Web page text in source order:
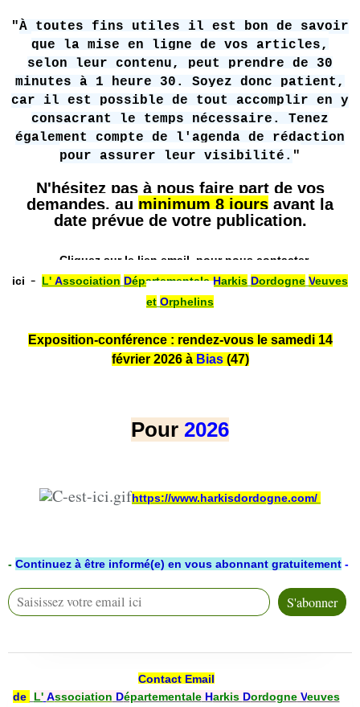
"À toutes fins utiles il est bon de savoir
que la mise en ligne de vos articles,
selon leur contenu, peut prendre de 30
minutes à 1 heure 30. Soyez donc patient,
car il est possible de tout accomplir en y
consacrant le temps nécessaire. Tenez
également compte de l'agenda de rédaction
pour assurer leur visibilité. "
N'hésitez pas à nous faire part de vos
demandes, au minimum 8 jours avant la
date prévue de votre publication.
- Cliquez sur le lien email
pour nous contacter
ici - L' Association DépartementaleHarkis Dordogne Veuves
et Orphelins
Exposition‑conférence : rendez‑vous le samedi 14
février 2026 à Bias(47)
Pour 2026
https://www.harkisdordogne.com/
- Continuez à être informé(e) en vous abonnant gratuitement -
Contact Email
de
L' Association DépartementaleHarkis DordogneVeuves